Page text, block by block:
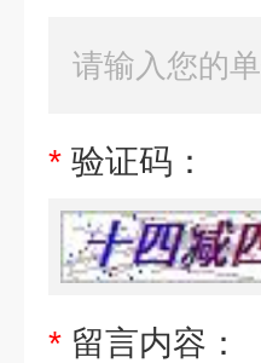
* 验证码：
* 留言内容：